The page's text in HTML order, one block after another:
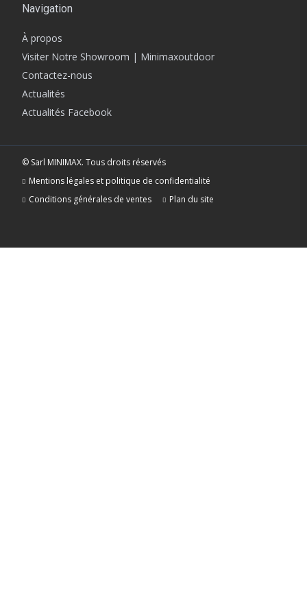
Navigation
À propos
Visiter Notre Showroom | Minimaxoutdoor
Contactez-nous
Actualités
Actualités Facebook
© Sarl MINIMAX. Tous droits réservés
Mentions légales et politique de confidentialité
Conditions générales de ventes
Plan du site